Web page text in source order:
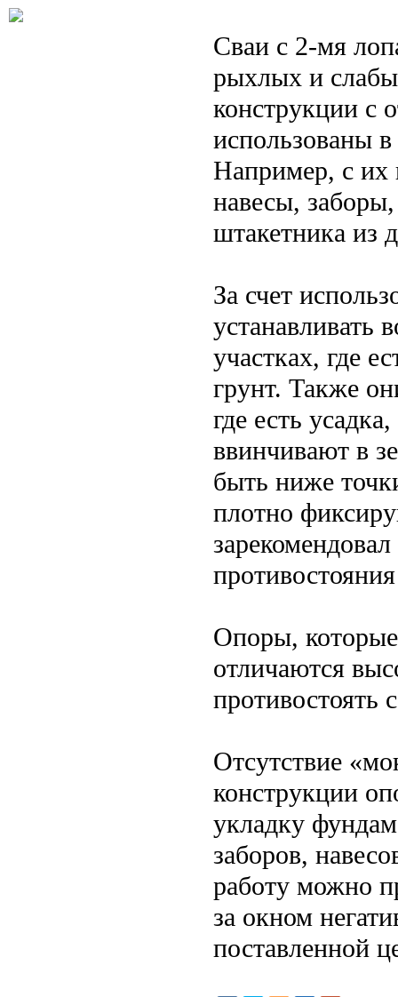
Сваи с 2-мя
рыхлых и
конструкции с
использованы
Например, с
навесы,
штакетника из
За счет
устанавливать
участках, где
грунт. Также
где есть
ввинчивают в
быть ниже
плотно
Опоры,
отличаются
противостоять
Отсутствие
конструкции
укладку
заборов,
работу можно
за окном
поставленной